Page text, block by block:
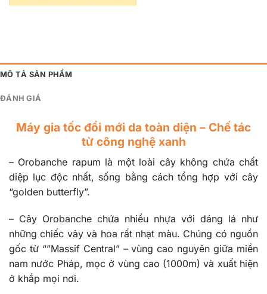
MÔ TẢ SẢN PHẨM
ĐÁNH GIÁ
Máy gia tốc đổi mới da toàn diện – Chế tác
từ công nghệ xanh
– Orobanche rapum là một loài cây không chứa chất
diệp lục độc nhất, sống bằng cách tổng hợp với cây
“golden butterfly”.
– Cây Orobanche chứa nhiều nhựa với dáng lá như
những chiếc vảy và hoa rất nhạt màu. Chúng có nguồn
gốc từ “”Massif Central” – vùng cao nguyên giữa miền
nam nước Pháp, mọc ở vùng cao (1000m) và xuất hiện
ở khắp mọi nơi.